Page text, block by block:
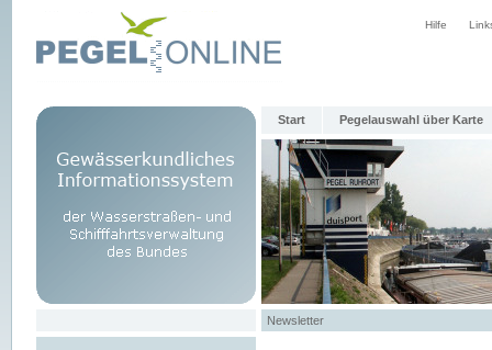
Hilfe
Start Pegelauswahl über Karte
Newsletter